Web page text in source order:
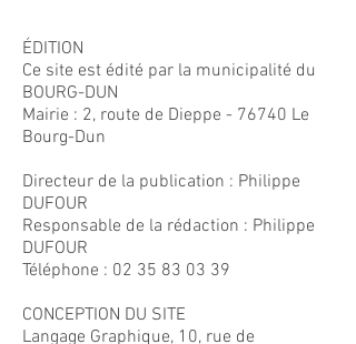
ÉDITION
Ce site est édité par la municipalité du
BOURG-DUN
Mairie : 2, route de Dieppe - 76740 Le
Bourg-Dun
Directeur de la publication : Philippe
DUFOUR
Responsable de la rédaction : Philippe
DUFOUR
Téléphone : 02 35 83 03 39
CONCEPTION DU SITE
Langage Graphique, 10, rue de